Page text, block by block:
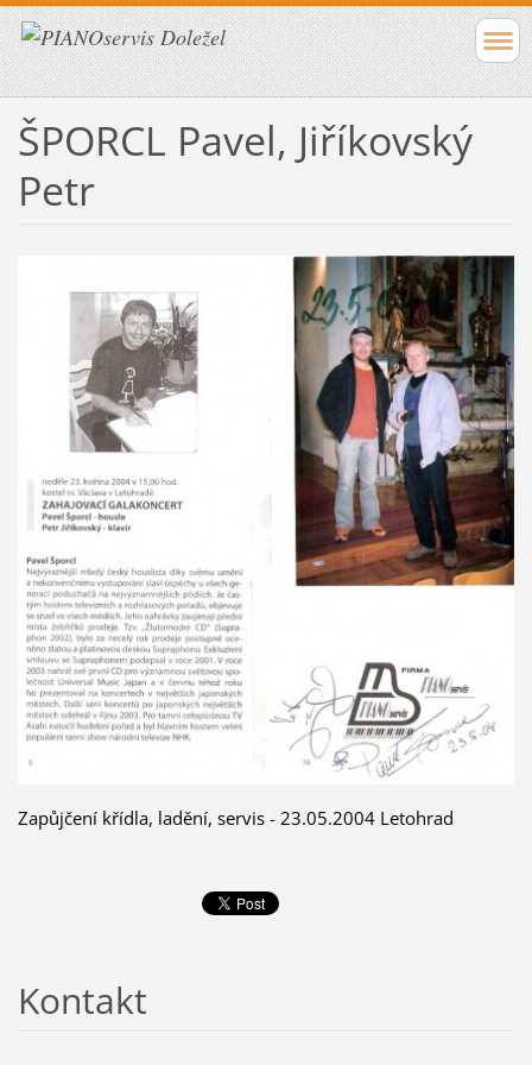
ŠPORCL Pavel, Jiříkovský
Petr
Zapůjčení křídla, ladění, servis - 23.05.2004 Letohrad
Kontakt